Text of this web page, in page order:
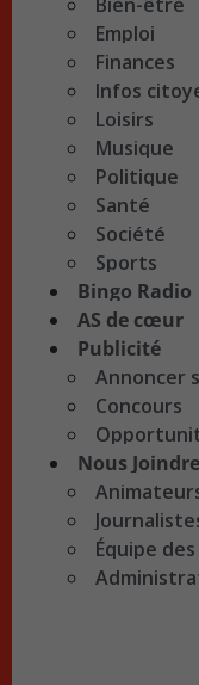
Emploi
Finances
Infos
Loisirs
Musique
Politique
Santé
Société
Sports
Bingo Radio
AS de cœur
Publicité
Annoncer
Concours
Nous Joindre
Équipe